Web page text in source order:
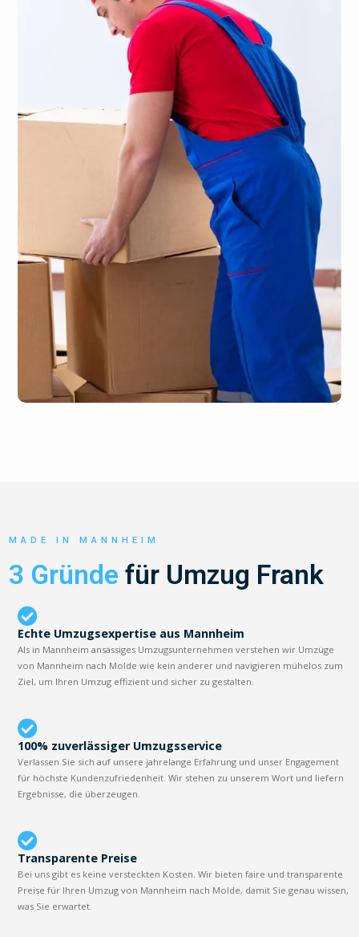
MADE IN MANNHEIM
3 Gründe für Umzug Frank
Echte Umzugsexpertise aus Mannheim
Als in Mannheim ansässiges Umzugsunternehmen verstehen wir Umzüge
von Mannheim nach Molde wie kein anderer und navigieren mühelos zum
Ziel, um Ihren Umzug effizient und sicher zu gestalten.
100% zuverlässiger Umzugsservice
Verlassen Sie sich auf unsere jahrelange Erfahrung und unser Engagement
für höchste Kundenzufriedenheit. Wir stehen zu unserem Wort und liefern
Ergebnisse, die überzeugen.
Transparente Preise
Bei uns gibt es keine versteckten Kosten. Wir bieten faire und transparente
Preise für Ihren Umzug von Mannheim nach Molde, damit Sie genau wissen,
was Sie erwartet.